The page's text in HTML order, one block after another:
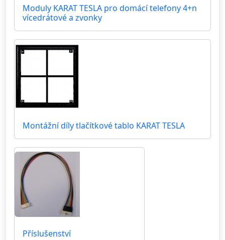
Moduly KARAT TESLA pro domácí telefony 4+n
vícedrátové a zvonky
Montážní díly tlačítkové tablo KARAT TESLA
Příslušenství